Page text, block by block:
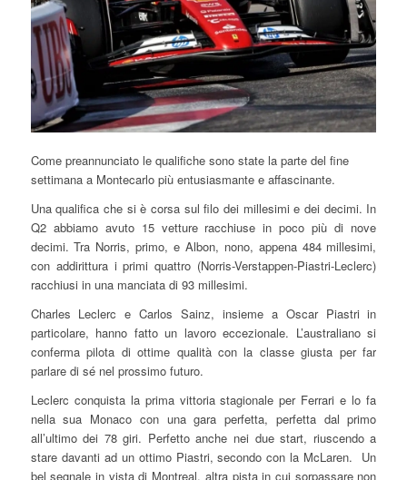
Come preannunciato le qualifiche sono state la parte del fine
settimana a Montecarlo più entusiasmante e affascinante.
Una qualifica che si è corsa sul filo dei millesimi e dei decimi. In
Q2 abbiamo avuto 15 vetture racchiuse in poco più di nove
decimi. Tra Norris, primo, e Albon, nono, appena 484 millesimi,
con addirittura i primi quattro (Norris-Verstappen-Piastri-Leclerc)
racchiusi in una manciata di 93 millesimi.
Charles Leclerc e Carlos Sainz, insieme a Oscar Piastri in
particolare, hanno fatto un lavoro eccezionale. L’australiano si
conferma pilota di ottime qualità con la classe giusta per far
parlare di sé nel prossimo futuro.
Leclerc conquista la prima vittoria stagionale per Ferrari e lo fa
nella sua Monaco con una gara perfetta, perfetta dal primo
all’ultimo dei 78 giri. Perfetto anche nei due start, riuscendo a
stare davanti ad un ottimo Piastri, secondo con la McLaren. Un
bel segnale in vista di Montreal, altra pista in cui sorpassare non